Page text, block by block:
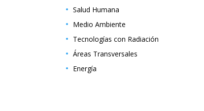
Salud Humana
Medio Ambiente
Tecnologías con Radiación
Áreas Transversales
Energía